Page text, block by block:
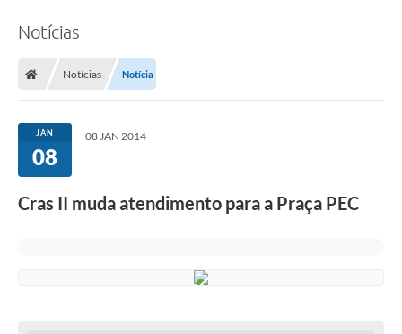
Notícias
Notícias Notícia
JAN
08
08 JAN 2014
Cras II muda atendimento para a Praça PEC